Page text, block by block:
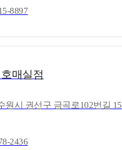
8897
매실점
원시 권선구 금곡로102번길 15
2436